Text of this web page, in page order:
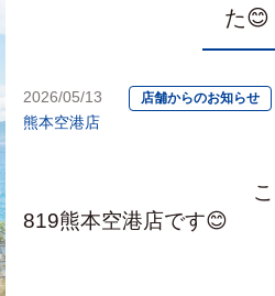
た😊
2026/05/13 店舗からのお知らせ
熊本空港店
こんにちは
819熊本空港店です😊